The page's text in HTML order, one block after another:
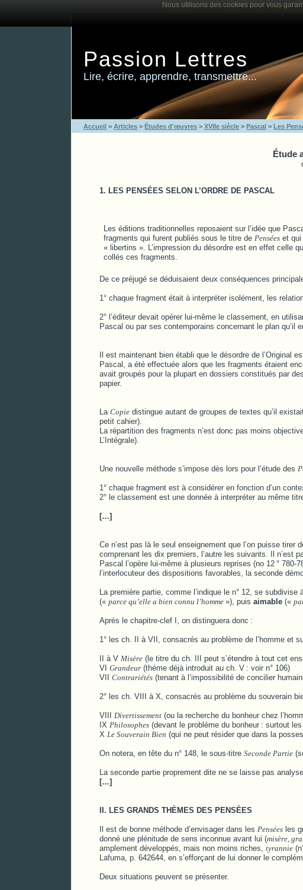
Nous utilisons des cookies pour vous
Passion Lettres
Lire, écrire, apprendre, transmettre...
Accueil > Articles >Études d'œuvres >XVIIe siècle >Pascal >Les
Étude
1. LES PENSÉES SELON L’ORDRE DE PASCAL
Les éditions traditionnelles reposaient sur l’idée que
fragments qui furent publiés sous le titre de Pensées et
« libertins ». L’impression du désordre est en effet celle
collés ces fragments.
De ce préjugé se déduisaient deux conséquences
1° chaque fragment était à interpréter isolément, les
2° l’éditeur devait opérer lui-même le classement, en
Pascal ou par ses contemporains concernant le plan qu’il
Il est maintenant bien établi que le désordre de l’Original
Pascal, a été effectuée alors que les fragments étaient
avait groupés pour la plupart en dossiers constitués par
papier.
LaCopie distingue autant de groupes de textes qu’il
petit cahier).
La répartition des fragments n’est donc pas moins
L’Intégrale).
Une nouvelle méthode s’impose dès lors pour l’étude des
1° chaque fragment est à considérer en fonction d’un
2° le classement est une donnée à interpréter au même
[…]
Ce n’est pas là le seul enseignement que l’on puisse
comprenant les dix premiers, l’autre les suivants. Il n’est
Pascal l’opère lui-même à plusieurs reprises (no 12 ° 780-
l’interlocuteur des dispositions favorables, la seconde
La première partie, comme l’indique le n° 12, se
(«parce qu’elle a bien connu l’homme»), puisaimable («
Après le chapitre-clef I, on distinguera donc :
1° les ch. II à VII, consacrés au problème de l’homme et
II à V Misère (le titre du ch. III peut s’étendre à tout cet
VIGrandeur (thème déjà introduit au ch. V : voir n° 106)
VIIContrariétés (tenant à l’impossibilité de concilier
2° les ch. VIII à X, consacrés au problème du souverain
VIII Divertissement (ou la recherche du bonheur chez
IX Philosophes (devant le problème du bonheur : surtout
X Le Souverain Bien (qui ne peut résider que dans la
On notera, en tête du n° 148, le sous-titreSeconde Partie
La seconde partie proprement dite ne se laisse pas
[…]
II. LES GRANDS THÈMES DES PENSÉES
Il est de bonne méthode d’envisager dans les Pensées les
donné une plénitude de sens inconnue avant lui (misère,
amplement développés, mais non moins riches,tyrannie
Lafuma, p. 642644, en s’efforçant de lui donner le
Deux situations peuvent se présenter.